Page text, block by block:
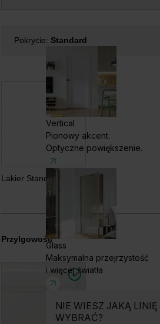
Vertical
Pionowy akcent.
Optyczne powiększenie.
Glass
Maksymalna przejrzystość
i więcej światła
NIE WIESZ JAKĄ LINIĘ
WYBRAĆ?
Pokrycie: Standard
Lakier Standard - Biały
Przylgowość